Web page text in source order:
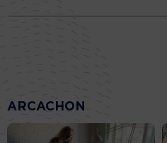
ARCACHON